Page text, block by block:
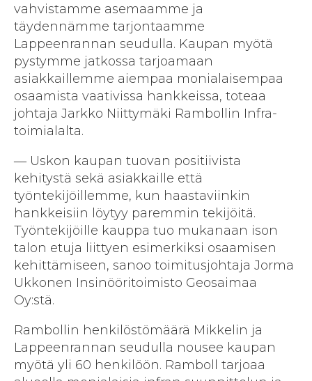
vahvistamme asemaamme ja
täydennämme tarjontaamme
Lappeenrannan seudulla. Kaupan myötä
pystymme jatkossa tarjoamaan
asiakkaillemme aiempaa monialaisempaa
osaamista vaativissa hankkeissa, toteaa
johtaja Jarkko Niittymäki Rambollin Infra-
toimialalta.
― Uskon kaupan tuovan positiivista
kehitystä sekä asiakkaille että
työntekijöillemme, kun haastaviinkin
hankkeisiin löytyy paremmin tekijöitä.
Työntekijöille kauppa tuo mukanaan ison
talon etuja liittyen esimerkiksi osaamisen
kehittämiseen, sanoo toimitusjohtaja Jorma
Ukkonen Insinööritoimisto Geosaimaa
Oy:stä.
Rambollin henkilöstömäärä Mikkelin ja
Lappeenrannan seudulla nousee kaupan
myötä yli 60 henkilöön. Ramboll tarjoaa